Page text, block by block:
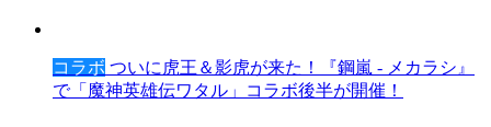
コラボ ついに虎王＆影虎が来た！『鋼嵐 - メカラシ』
で「魔神英雄伝ワタル」コラボ後半が開催！